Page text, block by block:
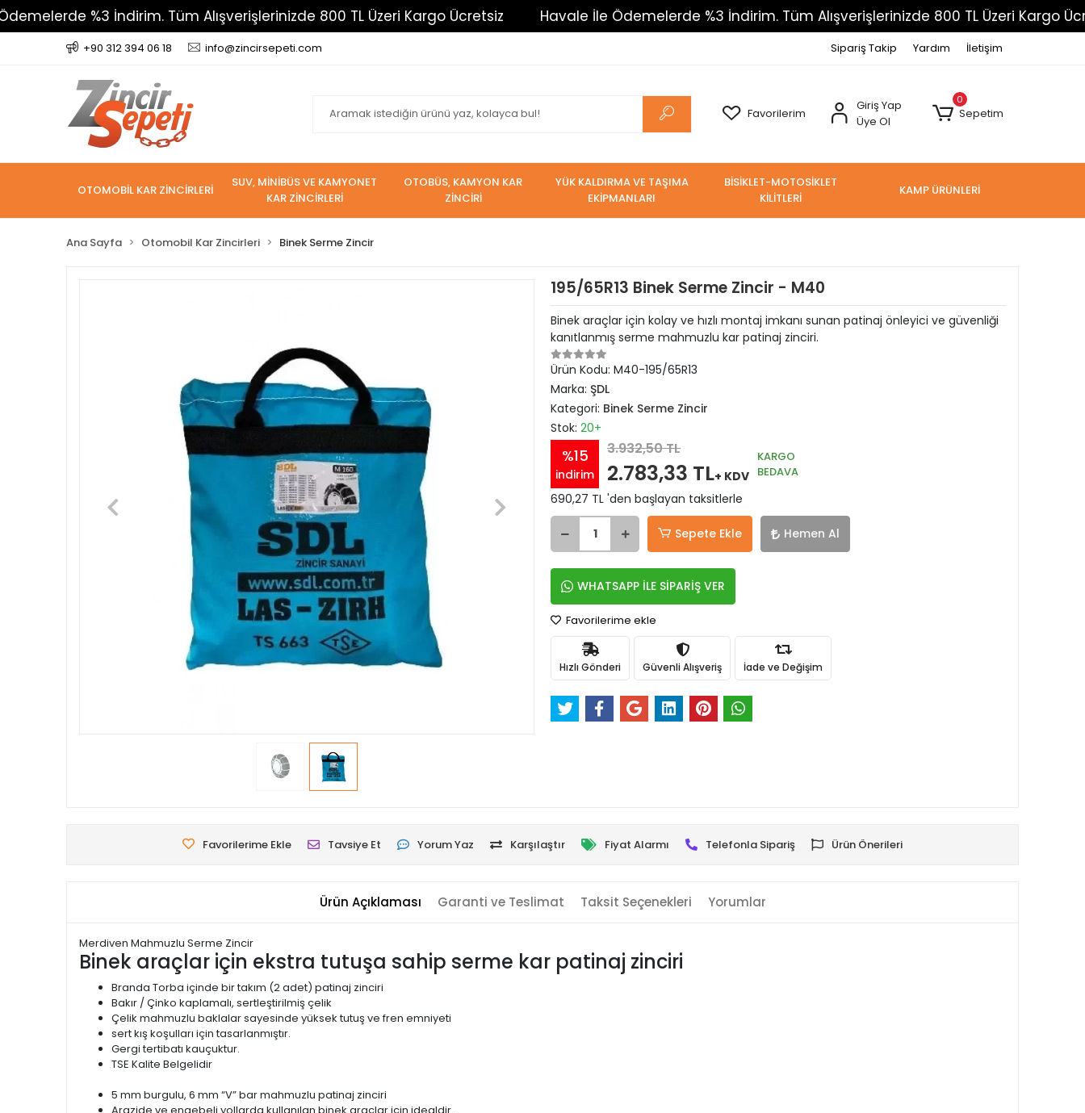
%3 İndirim. Tüm Alışverişlerinizde 800 TL Üzeri Kargo Ücretsiz Havale İle Ödemelerde %3 İndirim. Tüm Alışverişlerinizde 800 TL Üzeri Kargo Ücretsiz
+90 312 394 06 18 info@zincirsepeti.com Sipariş Takip Yardım İletişim
Favorilerim
Giriş Yap
Üye Ol
0
Sepetim
OTOMOBİL KAR ZİNCİRLERİ
SUV, MİNİBÜS VE KAMYONET
KAR ZİNCİRLERİ
OTOBÜS, KAMYON KAR
ZİNCİRİ
YÜK KALDIRMA VE TAŞIMA
EKİPMANLARI
BİSİKLET-MOTOSİKLET
KİLİTLERİ
KAMP ÜRÜNLERİ
Ana Sayfa Otomobil Kar Zincirleri Binek Serme Zincir
195/65R13 Binek Serme Zincir - M40
Binek araçlar için kolay ve hızlı montaj imkanı sunan patinaj önleyici ve güvenliği
kanıtlanmış serme mahmuzlu kar patinaj zinciri.
Ürün Kodu: M40-195/65R13
Marka: ŞDL
Kategori: Binek Serme Zincir
Stok: 20+
%15
indirim
3.932,50 TL
2.783,33 TL+ KDV
KARGO
BEDAVA
690,27 TL 'den başlayan taksitlerle
Sepete Ekle Hemen Al
WHATSAPP İLE SİPARİŞ VER
Favorilerime ekle
Hızlı Gönderi Güvenli Alışveriş İade ve Değişim
Favorilerime Ekle Tavsiye Et Yorum Yaz Karşılaştır Fiyat Alarmı Telefonla Sipariş Ürün Önerileri
Ürün Açıklaması Garanti ve Teslimat Taksit Seçenekleri Yorumlar
Merdiven Mahmuzlu Serme Zincir
Binek araçlar için ekstra tutuşa sahip serme kar patinaj zinciri
Branda Torba içinde bir takım (2 adet) patinaj zinciri
Bakır / Çinko kaplamalı, sertleştirilmiş çelik
Çelik mahmuzlu baklalar sayesinde yüksek tutuş ve fren emniyeti
sert kış koşulları için tasarlanmıştır.
Gergi tertibatı kauçuktur.
TSE Kalite Belgelidir
5 mm burgulu, 6 mm “V” bar mahmuzlu patinaj zinciri